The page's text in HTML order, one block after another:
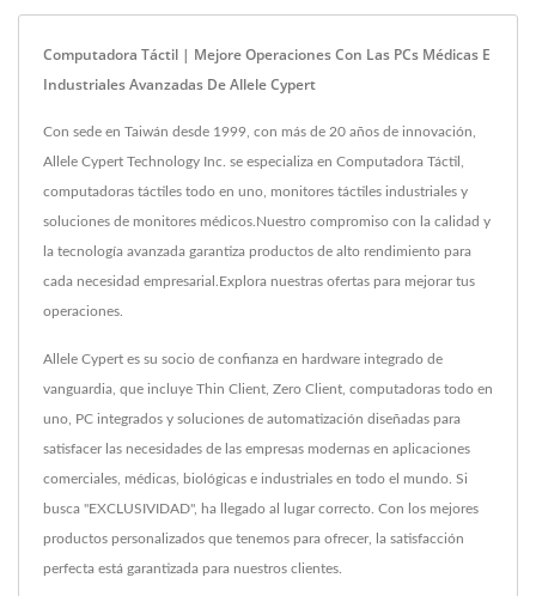
Computadora Táctil | Mejore Operaciones Con Las PCs Médicas E
Industriales Avanzadas De Allele Cypert
Con sede en Taiwán desde 1999, con más de 20 años de innovación,
Allele Cypert Technology Inc. se especializa en Computadora Táctil,
computadoras táctiles todo en uno, monitores táctiles industriales y
soluciones de monitores médicos.Nuestro compromiso con la calidad y
la tecnología avanzada garantiza productos de alto rendimiento para
cada necesidad empresarial.Explora nuestras ofertas para mejorar tus
operaciones.
Allele Cypert es su socio de confianza en hardware integrado de
vanguardia, que incluye Thin Client, Zero Client, computadoras todo en
uno, PC integrados y soluciones de automatización diseñadas para
satisfacer las necesidades de las empresas modernas en aplicaciones
comerciales, médicas, biológicas e industriales en todo el mundo. Si
busca "EXCLUSIVIDAD", ha llegado al lugar correcto. Con los mejores
productos personalizados que tenemos para ofrecer, la satisfacción
perfecta está garantizada para nuestros clientes.